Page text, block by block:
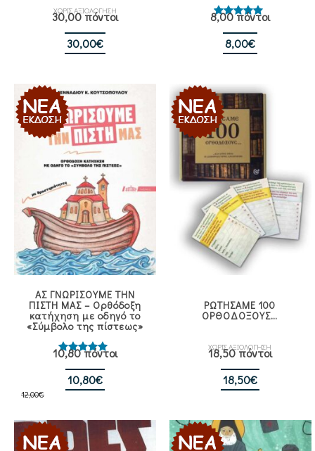
ΧΩΡΙΣ ΑΞΙΟΛΟΓΗΣΗ
30,00 πόντοι
30,00€
Βαθμολογήθηκε
με5.00
από 5
8,00 πόντοι
8,00€
ΑΣ ΓΝΩΡΙΣΟΥΜΕ ΤΗΝ
ΠΙΣΤΗ ΜΑΣ – Ορθόδοξη
κατήχηση με οδηγό το
«Σύμβολο της πίστεως»
Βαθμολογήθηκε
με5.00
από 5
10,80 πόντοι
12,00€
Original
12,00€.
10,80€
είναι:
10,80€.
ΡΩΤΗΣΑΜΕ 100
ΟΡΘΟΔΟΞΟΥΣ…
ΧΩΡΙΣ ΑΞΙΟΛΟΓΗΣΗ
18,50 πόντοι
18,50€